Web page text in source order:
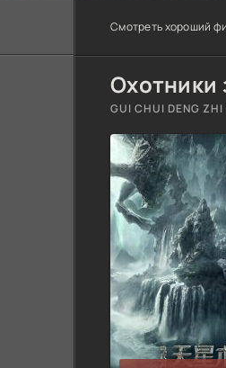
Смотреть хороший
Охотники
GUI CHUI DENG